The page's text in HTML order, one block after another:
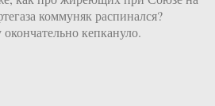
коммуняк распинался?
кепкануло.